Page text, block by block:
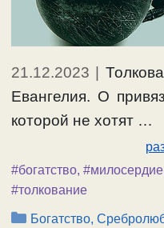
21.12.2023
Евангелия. О
которой не хотят …
#богатство, #милосердие
#толкование
Рубрики
Богатство,